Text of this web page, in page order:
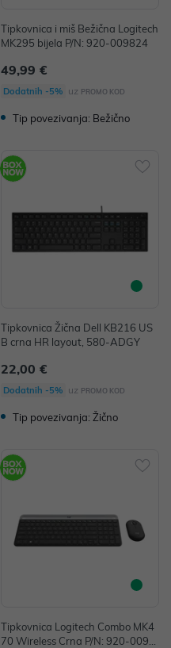
Tipkovnica i miš Bežična Logitech
MK295 bijela P/N: 920-009824
49,99 €
Dodatnih -5% uz PROMO KOD
Tip povezivanja: Bežično
Tipkovnica Žična Dell KB216 US
B crna HR layout, 580-ADGY
22,00 €
Dodatnih -5% uz PROMO KOD
Tip povezivanja: Žično
Tipkovnica Logitech Combo MK4
70 Wireless Crna P/N: 920-0092